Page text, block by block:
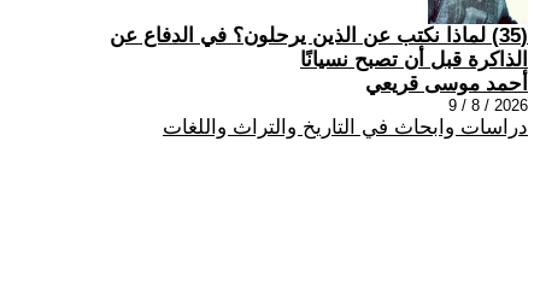
(35) لماذا نكتب عن الذين يرحلون؟ في الدفاع عن
الذاكرة قبل أن تصبح نسيانًا
أحمد موسى قريعي
2026 / 8 / 9
دراسات وابحاث في التاريخ والتراث واللغات